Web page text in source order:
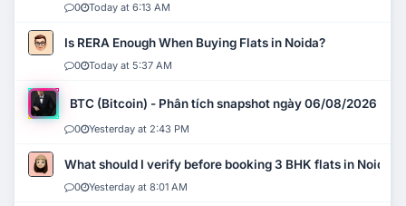
0 Today at 6:13 AM
Is RERA Enough When Buying Flats in Noida?
0 Today at 5:37 AM
BTC (Bitcoin) - Phân tích snapshot ngày 06/08/2026
0 Yesterday at 2:43 PM
What should I verify before booking 3 BHK flats in Noida?
0 Yesterday at 8:01 AM